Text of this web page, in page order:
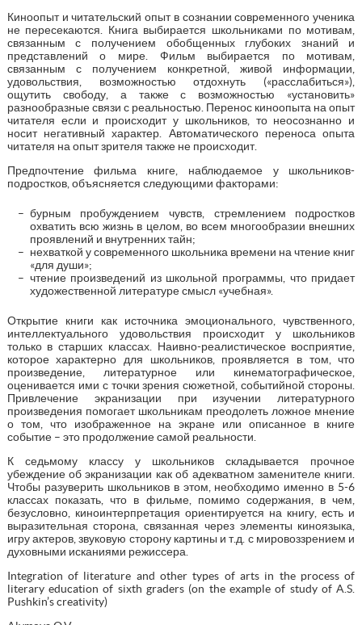
Киноопыт и читательский опыт в сознании современного ученика
не пересекаются. Книга выбирается школьниками по мотивам,
связанным с получением обобщенных глубоких знаний и
представлений о мире. Фильм выбирается по мотивам,
связанным с получением конкретной, живой информации,
удовольствия, возможностью отдохнуть («расслабиться»),
ощутить свободу, а также с возможностью «установить»
разнообразные связи с реальностью. Перенос киноопыта на опыт
читателя если и происходит у школьников, то неосознанно и
носит негативный характер. Автоматического переноса опыта
читателя на опыт зрителя также не происходит.
Предпочтение фильма книге, наблюдаемое у школьников-
подростков, объясняется следующими факторами:
бурным пробуждением чувств, стремлением подростков
охватить всю жизнь в целом, во всем многообразии внешних
проявлений и внутренних тайн;
нехваткой у современного школьника времени на чтение книг
«для души»;
чтение произведений из школьной программы, что придает
художественной литературе смысл «учебная».
Открытие книги как источника эмоционального, чувственного,
интеллектуального удовольствия происходит у школьников
только в старших классах. Наивно-реалистическое восприятие,
которое характерно для школьников, проявляется в том, что
произведение, литературное или кинематографическое,
оценивается ими с точки зрения сюжетной, событийной стороны.
Привлечение экранизации при изучении литературного
произведения помогает школьникам преодолеть ложное мнение
о том, что изображенное на экране или описанное в книге
событие – это продолжение самой реальности.
К седьмому классу у школьников складывается прочное
убеждение об экранизации как об адекватном заменителе книги.
Чтобы разуверить школьников в этом, необходимо именно в 5-6
классах показать, что в фильме, помимо содержания, в чем,
безусловно, киноинтерпретация ориентируется на книгу, ecть и
выразительная сторона, связанная через элементы киноязыка,
игру актеров, звуковую сторону картины и т.д. с мировоззрением и
духовными исканиями режиссера.
Integration of literature and other types of arts in the process of
literary education of sixth graders (on the example of study of A.S.
Pushkin’s creativity)